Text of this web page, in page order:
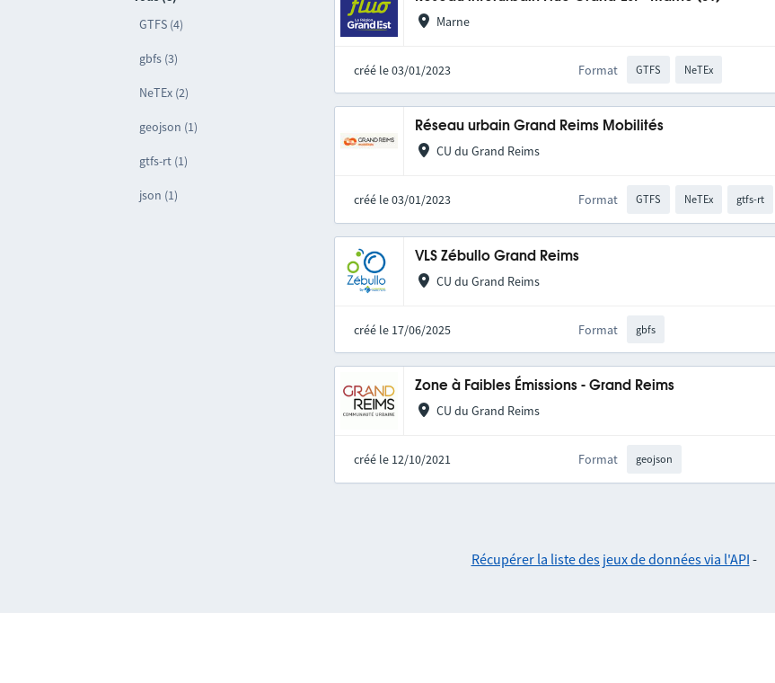
GTFS (4)
gbfs (3)
NeTEx (2)
geojson (1)
gtfs-rt (1)
json (1)
Marne
créé le 03/01/2023 Format GTFS NeTEx
Réseau urbain Grand Reims Mobilités
CU du Grand Reims
créé le 03/01/2023 Format GTFS NeTEx gtfs-rt
VLS Zébullo Grand Reims
CU du Grand Reims
créé le 17/06/2025 Format gbfs
Zone à Faibles Émissions - Grand Reims
CU du Grand Reims
créé le 12/10/2021 Format geojson
Récupérer la liste des jeux de données via l'API -